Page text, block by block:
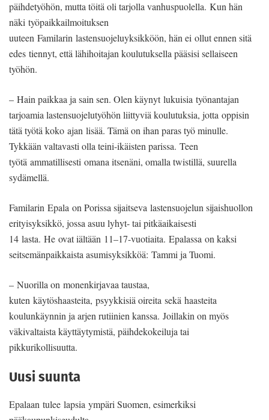
päihdetyöhön, mutta töitä oli tarjolla vanhuspuolella. Kun hän
näki työpaikkailmoituksen
uuteen Familarin lastensuojeluyksikköön, hän ei ollut ennen sitä
edes tiennyt, että lähihoitajan koulutuksella pääsisi sellaiseen
työhön.
– Hain paikkaa ja sain sen. Olen käynyt lukuisia työnantajan
tarjoamia lastensuojelutyöhön liittyviä koulutuksia, jotta oppisin
tätä työtä koko ajan lisää. Tämä on ihan paras työ minulle.
Tykkään valtavasti olla teini-ikäisten parissa. Teen
työtä ammatillisesti omana itsenäni, omalla twistillä, suurella
sydämellä.
Familarin Epala on Porissa sijaitseva lastensuojelun sijaishuollon
erityisyksikkö, jossa asuu lyhyt- tai pitkäaikaisesti
14 lasta. He ovat iältään 11–17-vuotiaita. Epalassa on kaksi
seitsemänpaikkaista asumisyksikköä: Tammi ja Tuomi.
– Nuorilla on monenkirjavaa taustaa,
kuten käytöshaasteita, psyykkisiä oireita sekä haasteita
koulunkäynnin ja arjen rutiinien kanssa. Joillakin on myös
väkivaltaista käyttäytymistä, päihdekokeiluja tai
pikkurikollisuutta.
Uusi suunta
Epalaan tulee lapsia ympäri Suomen, esimerkiksi